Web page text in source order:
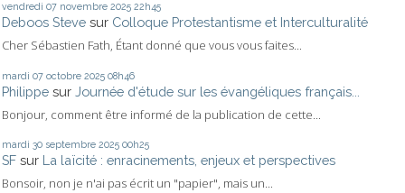
vendredi 07 novembre 2025 22h45
Deboos Steve sur Colloque Protestantisme et Interculturalité
Cher Sébastien Fath, Étant donné que vous vous faites...
mardi 07 octobre 2025 08h46
Philippe sur Journée d'étude sur les évangéliques français...
Bonjour, comment être informé de la publication de cette...
mardi 30 septembre 2025 00h25
SF sur La laïcité : enracinements, enjeux et perspectives
Bonsoir, non je n'ai pas écrit un "papier", mais un...